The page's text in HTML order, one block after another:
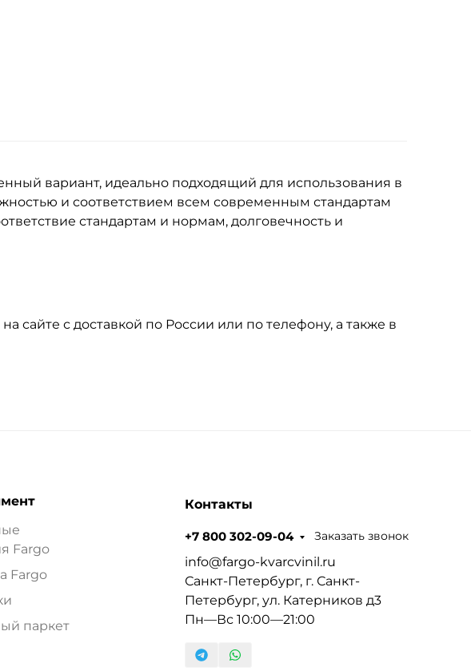
вариант, идеально подходящий для использования в
и соответствием всем современным стандартам
стандартам и нормам, долговечность и
сайте с доставкой по России или по телефону, а также в
Fargo
Fargo
паркет
Контакты
+7 800 302-09-04 Заказать звонок
info@fargo-kvarcvinil.ru
Санкт-Петербург, г. Санкт-
Петербург, ул. Катерников д3
Пн—Вс 10:00—21:00